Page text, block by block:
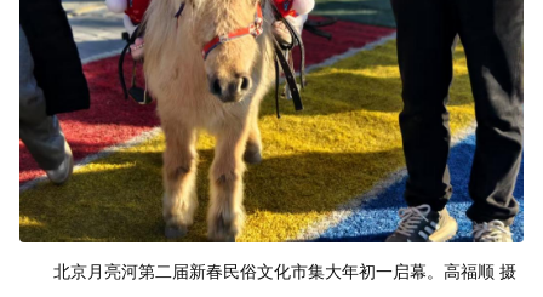
北京月亮河第二届新春民俗文化市集大年初一启幕。高福顺 摄